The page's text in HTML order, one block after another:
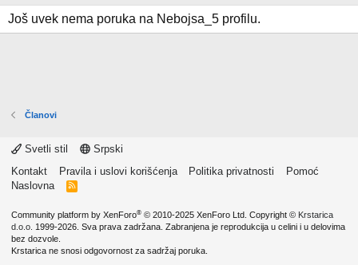
Još uvek nema poruka na Nebojsa_5 profilu.
Članovi
Svetli stil
Srpski
Kontakt
Pravila i uslovi korišćenja Politika privatnosti
Pomoć
Naslovna
R
Community platform by XenForo® © 2010-2025 XenForo Ltd. Copyright © Krstarica
d.o.o. 1999-2026. Sva prava zadržana. Zabranjena je reprodukcija u celini i u delovima
bez dozvole.
Krstarica ne snosi odgovornost za sadržaj poruka.